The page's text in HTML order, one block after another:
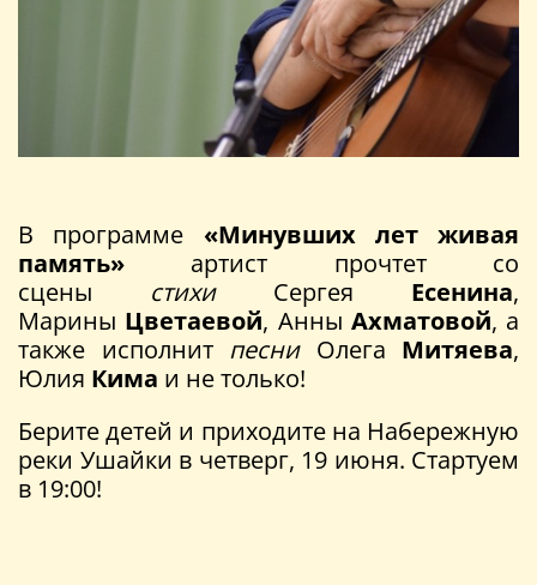
В программе «Минувших лет живая
память» артист прочтет со
сцены стихиСергея Есенина,
Марины Цветаевой, Анны Ахматовой, а
также исполнит песниОлега Митяева,
Юлия Кима и не только!
Берите детей и приходите на Набережную
реки Ушайки в четверг, 19 июня. Стартуем
в 19:00!